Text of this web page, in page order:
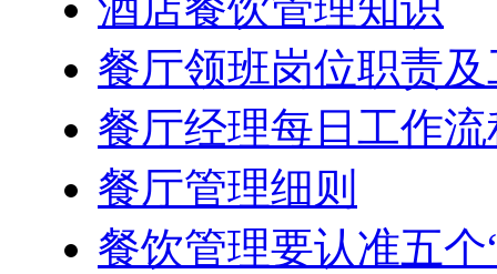
餐厅领班岗位职责
餐厅经理每日工作流
餐厅管理细则
餐饮管理要认准五个